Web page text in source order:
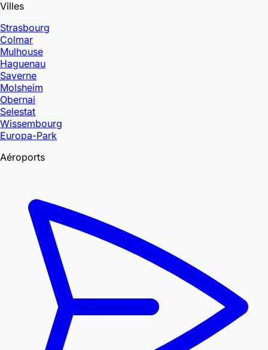
Villes
Strasbourg
Colmar
Mulhouse
Haguenau
Saverne
Molsheim
Obernai
Selestat
Wissembourg
Europa-Park
Aéroports